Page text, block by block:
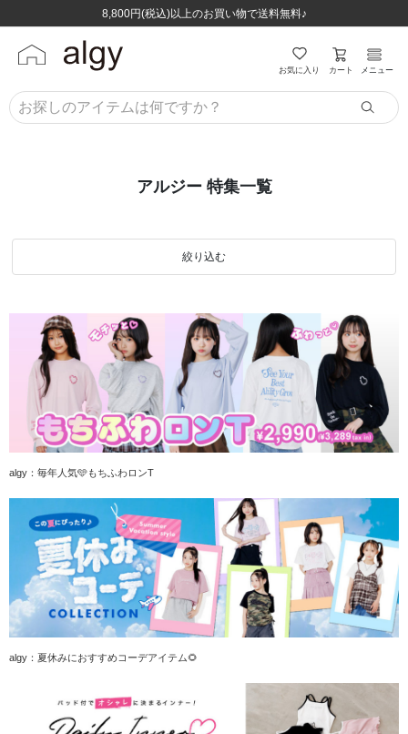
8,800円(税込)以上のお買い物で送料無料♪
ほぼ全品半額！！8/12(水)お昼12:59まで！！
8,800円(税込)以上のお買い物で送料無料♪
ほぼ全品半額！！8/12(水)お昼12:59まで！！
お気に入り カート メニュー
アルジー 特集一覧
絞り込む
algy：毎年人気🩵もちふわロンT
algy：夏休みにおすすめコーデアイテム🌻